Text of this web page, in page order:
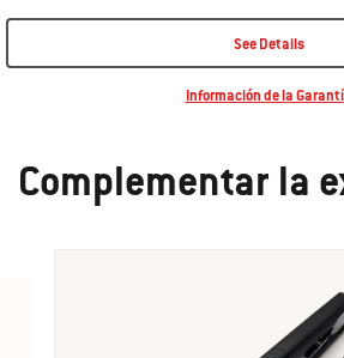
See Details
Información de la
Complementar la